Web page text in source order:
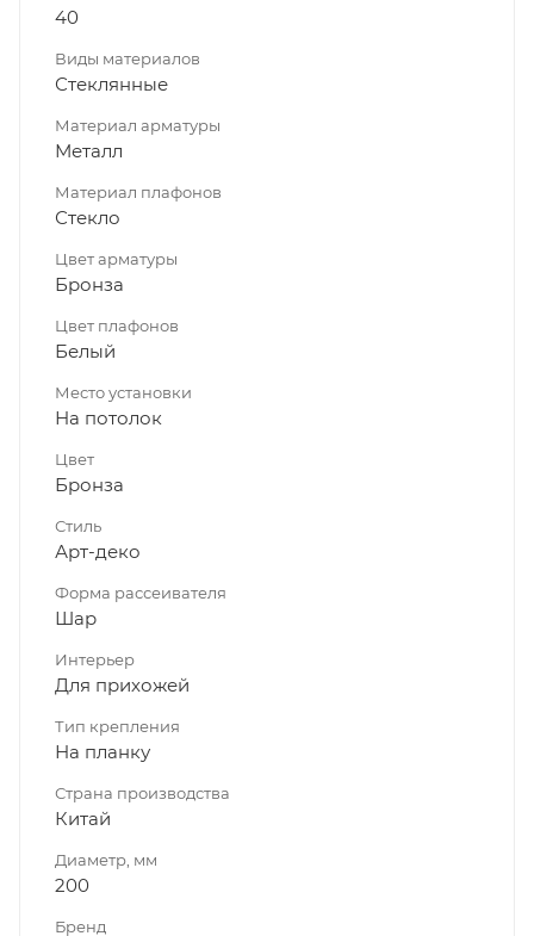
40
Виды материалов
Стеклянные
Материал арматуры
Металл
Материал плафонов
Стекло
Цвет арматуры
Бронза
Цвет плафонов
Белый
Место установки
На потолок
Цвет
Бронза
Стиль
Арт-деко
Форма рассеивателя
Шар
Интерьер
Для прихожей
Тип крепления
На планку
Страна производства
Китай
Диаметр, мм
200
Бренд